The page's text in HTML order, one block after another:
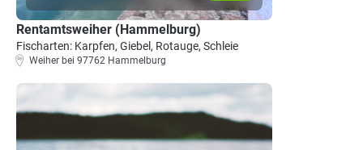
Rentamtsweiher (Hammelburg)
Fischarten: Karpfen, Giebel, Rotauge, Schleie
Weiher bei 97762 Hammelburg